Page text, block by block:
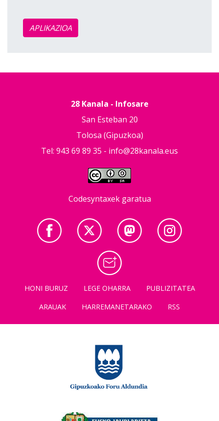
APLIKAZIOA
28 Kanala - Infosare
San Esteban 20
Tolosa (Gipuzkoa)
Tel: 943 69 89 35 - info@28kanala.eus
Codesyntaxek garatua
HONI BURUZ LEGE OHARRA
PUBLIZITATEA
ARAUAK
HARREMANETARAKO RSS